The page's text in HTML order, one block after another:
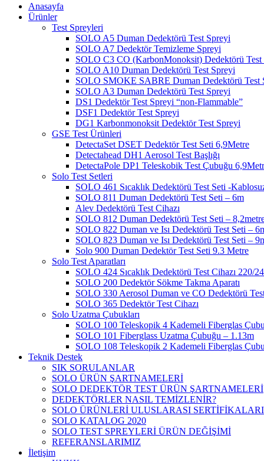
Anasayfa
Ürünler
Test Spreyleri
SOLO A5 Duman Dedektörü Test Spreyi
SOLO A7 Dedektör Temizleme Spreyi
SOLO C3 CO (KarbonMonoksit) Dedektörü Test
SOLO A10 Duman Dedektörü Test Spreyi
SOLO SMOKE SABRE Duman Dedektörü Test
SOLO A3 Duman Dedektörü Test Spreyi
DS1 Dedektör Test Spreyi “non-Flammable”
DSF1 Dedektör Test Spreyi
DG1 Karbonmonoksit Dedektör Test Spreyi
GSE Test Ürünleri
DetectaSet DSET Dedektör Test Seti 6,9Metre
Detectahead DH1 Aerosol Test Başlığı
DetectaPole DP1 Teleskobik Test Çubuğu
Solo Test Setleri
SOLO 461 Sıcaklık Dedektörü Test Seti -
SOLO 811 Duman Dedektörü Test Seti – 6m
Alev Dedektörü Test Cihazı
SOLO 812 Duman Dedektörü Test Seti –
SOLO 822 Duman ve Isı Dedektörü Test Seti –
SOLO 823 Duman ve Isı Dedektörü Test Seti –
Solo 900 Duman Dedektör Test Seti 9.3 Metre
Solo Test Aparatları
SOLO 424 Sıcaklık Dedektörü Test Cihazı 220/
SOLO 200 Dedektör Sökme Takma Aparatı
SOLO 330 Aerosol Duman ve CO Dedektörü
SOLO 365 Dedektör Test Cihazı
Solo Uzatma Çubukları
SOLO 100 Teleskopik 4 Kademeli Fiberglas
SOLO 101 Fiberglass Uzatma Çubuğu – 1.13m
SOLO 108 Teleskopik 2 Kademeli Fiberglas
Teknik Destek
SIK SORULANLAR
SOLO ÜRÜN ŞARTNAMELERİ
SOLO DEDEKTÖR TEST ÜRÜN ŞARTNAMELERİ
DEDEKTÖRLER NASIL TEMİZLENİR?
SOLO ÜRÜNLERİ ULUSLARASI SERTİFİKALARI
SOLO KATALOG 2020
SOLO TEST SPREYLERİ ÜRÜN DEĞİŞİMİ
REFERANSLARIMIZ
İletişim